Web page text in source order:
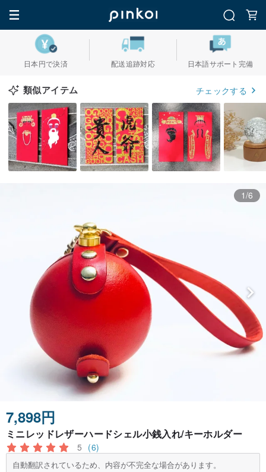
日本円で決済 配送追跡対応 日本語サポート完備
類似アイテム チェックする
1/6
7,898円
ミニレッドレザーハードシェル小銭入れ/キーホルダー
5 (6)
自動翻訳されているため、内容が不完全な場合があります。